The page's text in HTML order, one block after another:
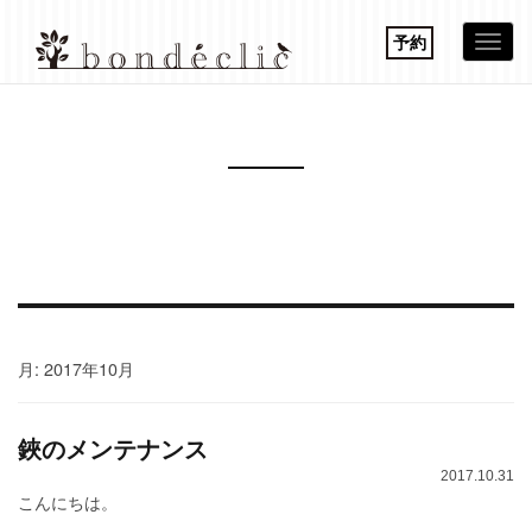
予約
月: 2017年10月
鋏のメンテナンス
2017.10.31
こんにちは。